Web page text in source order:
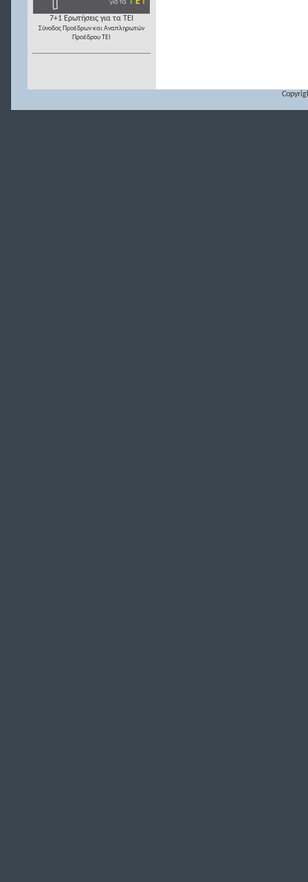
7+1 Ερωτήσεις για τα ΤΕΙ
Σύνοδος Προέδρων και Αναπληρωτών
Προέδρου ΤΕΙ